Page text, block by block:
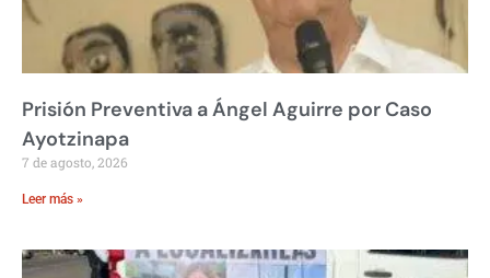
Prisión Preventiva a Ángel Aguirre por Caso
Ayotzinapa
7 de agosto, 2026
Leer más »